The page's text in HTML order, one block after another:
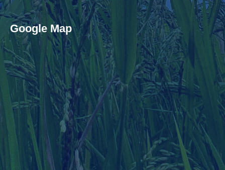
Google Map